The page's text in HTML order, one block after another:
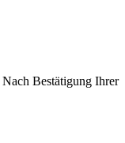
Nach Bestätigung Ihrer